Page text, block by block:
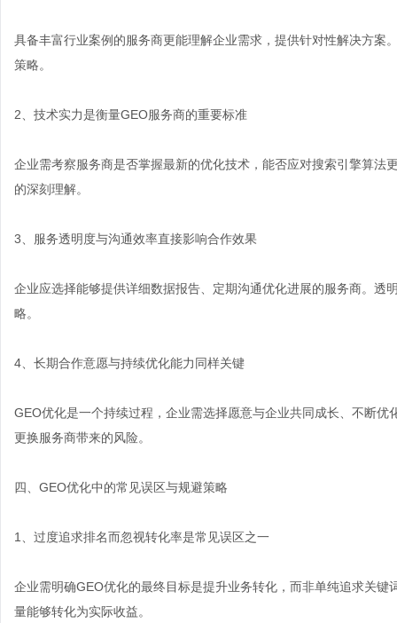
具备丰富行业案例的服务商更能理解企业需求，提供针对性解决方案
策略。
2、技术实力是衡量GEO服务商的重要标准
企业需考察服务商是否掌握最新的优化技术，能否应对搜索引擎算法
的深刻理解。
3、服务透明度与沟通效率直接影响合作效果
企业应选择能够提供详细数据报告、定期沟通优化进展的服务商。透
略。
4、长期合作意愿与持续优化能力同样关键
GEO优化是一个持续过程，企业需选择愿意与企业共同成长、不断
更换服务商带来的风险。
四、GEO优化中的常见误区与规避策略
1、过度追求排名而忽视转化率是常见误区之一
企业需明确GEO优化的最终目标是提升业务转化，而非单纯追求关
量能够转化为实际收益。